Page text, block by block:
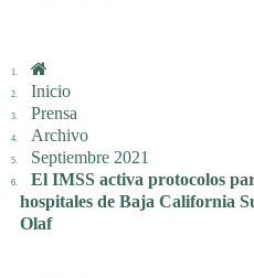
Inicio
Prensa
Archivo
Septiembre 2021
El IMSS activa protocolos
hospitales de Baja California
Olaf